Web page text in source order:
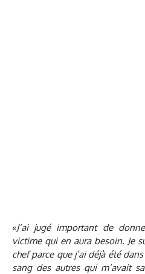
«J’ai jugé important de
victime qui en aura besoin. Je
chef parce que j’ai déjà été
sang des autres qui m’avait